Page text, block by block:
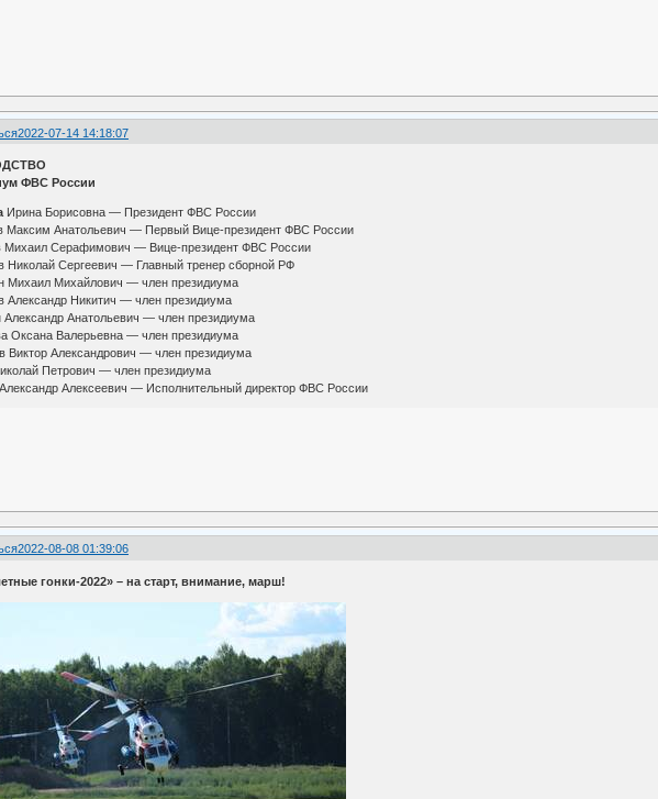
2022-07-14 14:18:07
ФВС России
Ирина Борисовна — Президент ФВС России
Максим Анатольевич — Первый Вице-президент ФВС России
Михаил Серафимович — Вице-президент ФВС России
Николай Сергеевич — Главный тренер сборной РФ
Михаил Михайлович — член президиума
Александр Никитич — член президиума
Анатольевич — член президиума
Оксана Валерьевна — член президиума
Виктор Александрович — член президиума
Петрович — член президиума
Алексеевич — Исполнительный директор ФВС России
2022-08-08 01:39:06
гонки-2022» – на старт, внимание, марш!